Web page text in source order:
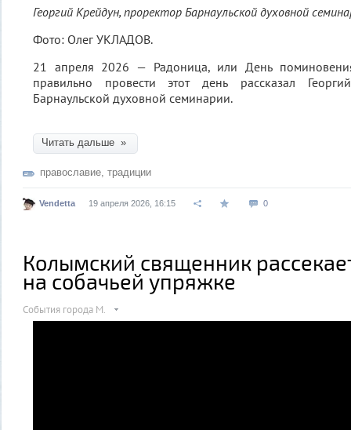
Георгий Крейдун, проректор Барнаульской духовной
Фото: Олег УКЛАДОВ.
21 апреля 2026 — Радоница, или День
правильно провести этот день рассказал
Барнаульской духовной семинарии.
Читать дальше »
православие традиции
Vendetta 19 апреля 2026, 16:15 0
Колымский священник
на собачьей упряжке
События города М.